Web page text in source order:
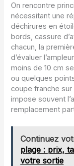
On rencontre
nécessitant une
déchirures en
bords, cassure
chacun, la
d’évaluer
moins de 10 cm
ou quelques
coupe franche
impose souvent
remplacement
Continuez
plage : prix,
votre sortie